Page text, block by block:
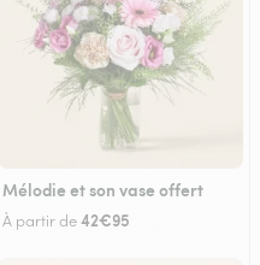
Mélodie et son vase offert
À partir de42€95